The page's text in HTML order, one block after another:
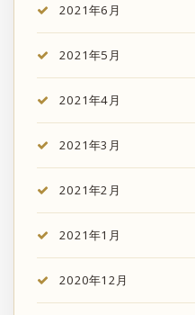
2021年6月
2021年5月
2021年4月
2021年3月
2021年2月
2021年1月
2020年12月